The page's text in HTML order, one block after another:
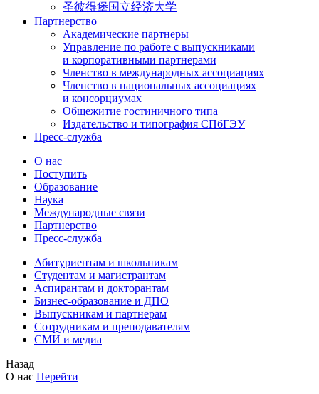
圣彼得堡国立经济大学
Партнерство
Академические партнеры
Управление по работе с выпускниками
и корпоративными партнерами
Членство в международных ассоциациях
Членство в национальных ассоциациях
и консорциумах
Общежитие гостиничного типа
Издательство и типография СПбГЭУ
Пресс-служба
О нас
Поступить
Образование
Наука
Международные связи
Партнерство
Пресс-служба
Абитуриентам и школьникам
Студентам и магистрантам
Аспирантам и докторантам
Бизнес-образование и ДПО
Выпускникам и партнерам
Сотрудникам и преподавателям
СМИ и медиа
Назад
О нас Перейти